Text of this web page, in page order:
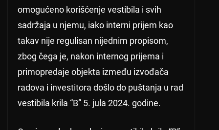
omogućeno korišćenje vestibila i svih
sadržaja u njemu, iako interni prijem kao
takav nije regulisan nijednim propisom,
zbog čega je, nakon internog prijema i
primopredaje objekta između izvođača
radova i investitora došlo do puštanja u rad
vestibila krila “B” 5. jula 2024. godine.